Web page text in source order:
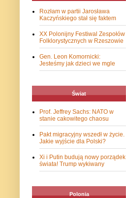
Rozłam w partii Jarosława
Kaczyńskiego stał się faktem
XX Polonijny Festiwal Zespołów
Folklorystycznych w Rzeszowie
Gen. Leon Komornicki:
Jesteśmy jak dzieci we mgle
Świat
Prof. Jeffrey Sachs: NATO w
stanie cakowitego chaosu
Pakt migracyjny wszedł w życie.
Jakie wyjście dla Polski?
Xi i Putin budują nowy porządek
świata! Trump wykiwany
Polonia